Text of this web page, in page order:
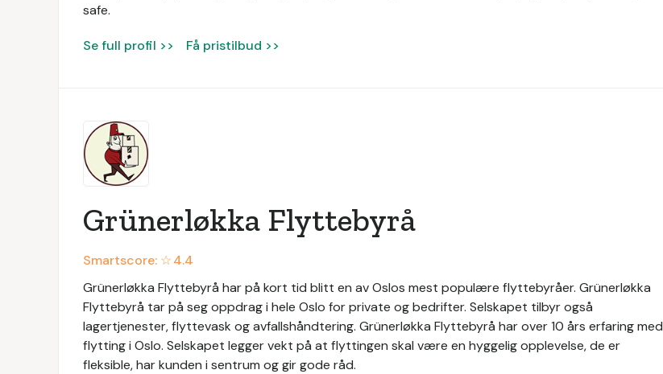
safe.
Se full profil >> Få pristilbud >>
Grünerløkka Flyttebyrå
Smartscore: ☆4.4
Grünerløkka Flyttebyrå har på kort tid blitt en av Oslos mest populære flyttebyråer. Grünerløkka
Flyttebyrå tar på seg oppdrag i hele Oslo for private og bedrifter. Selskapet tilbyr også
lagertjenester, flyttevask og avfallshåndtering. Grünerløkka Flyttebyrå har over 10 års erfaring med
flytting i Oslo. Selskapet legger vekt på at flyttingen skal være en hyggelig opplevelse, de er
fleksible, har kunden i sentrum og gir gode råd.